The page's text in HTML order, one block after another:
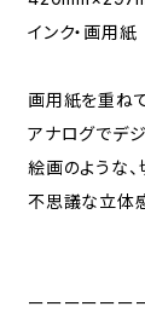
インク・画用紙
画用紙を重ね
アナログでデ
絵画のような、
不思議な立体
ーーーーーー